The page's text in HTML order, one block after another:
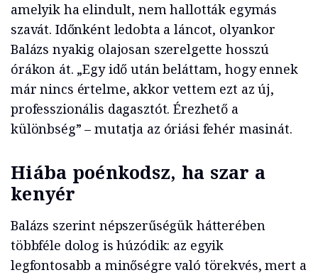
amelyik ha elindult, nem hallották egymás
szavát. Időnként ledobta a láncot, olyankor
Balázs nyakig olajosan szerelgette hosszú
órákon át. „Egy idő után beláttam, hogy ennek
már nincs értelme, akkor vettem ezt az új,
professzionális dagasztót. Érezhető a
különbség” – mutatja az óriási fehér masinát.
Hiába poénkodsz, ha szar a
kenyér
Balázs szerint népszerűségük hátterében
többféle dolog is húzódik: az egyik
legfontosabb a minőségre való törekvés, mert a